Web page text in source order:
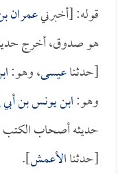
قوله: [أخبرنيعمران
هو صدوق، أخرج
[حدثناعيسى، وهو:
وهو:ابن يونس بن
حديثه أصحاب الكتب
[حدثناالأعمش].